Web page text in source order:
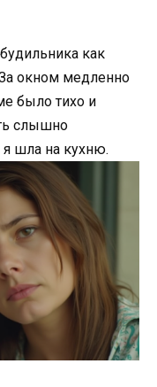
как
окном медленно
было тихо и
слышно
я шла на кухню.